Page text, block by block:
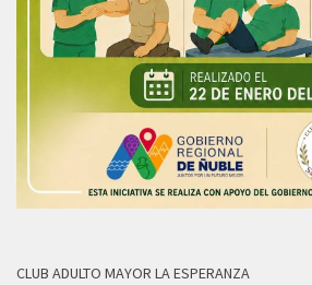
CLUB ADULTO MAYOR LA ESPERANZA